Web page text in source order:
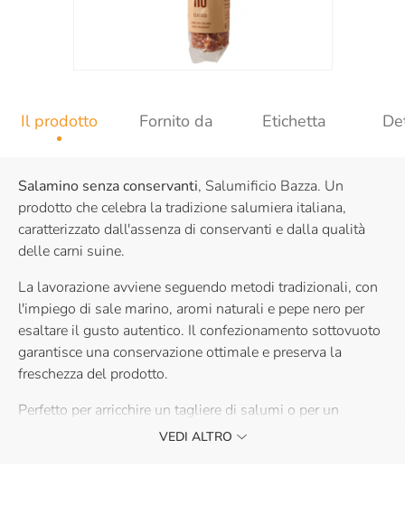
Il prodotto Fornito da Etichetta
Salamino senza conservanti, Salumificio Bazza. Un
prodotto che celebra la tradizione salumiera italiana,
caratterizzato dall'assenza di conservanti e dalla qualità
delle carni suine.
La lavorazione avviene seguendo metodi tradizionali, con
l'impiego di sale marino, aromi naturali e pepe nero per
esaltare il gusto autentico. Il confezionamento sottovuoto
garantisce una conservazione ottimale e preserva la
freschezza del prodotto.
Perfetto per arricchire un tagliere di salumi o per un
momento di convivialità, accompagnato da pane fragrante
VEDI ALTRO